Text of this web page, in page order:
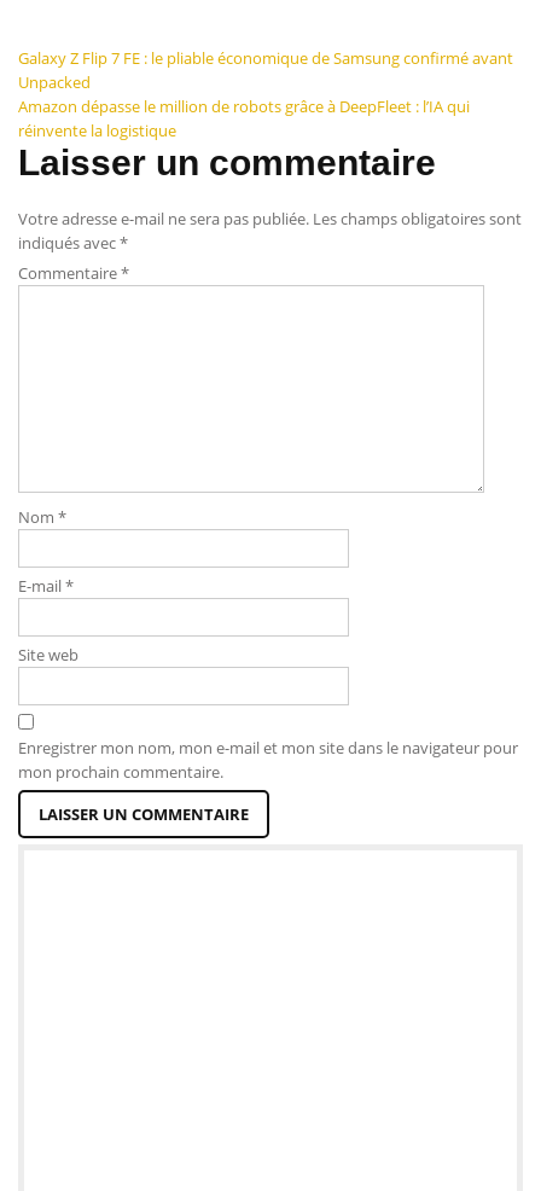
Navigation
de
l’article
Galaxy Z Flip 7 FE : le pliable économique de Samsung confirmé avant
Unpacked
Amazon dépasse le million de robots grâce à DeepFleet : l’IA qui
réinvente la logistique
Laisser un commentaire
Votre adresse e-mail ne sera pas publiée. Les champs obligatoires sont
indiqués avec*
Commentaire*
Nom *
E-mail*
Site web
Enregistrer mon nom, mon e-mail et mon site dans le navigateur pour
mon prochain commentaire.